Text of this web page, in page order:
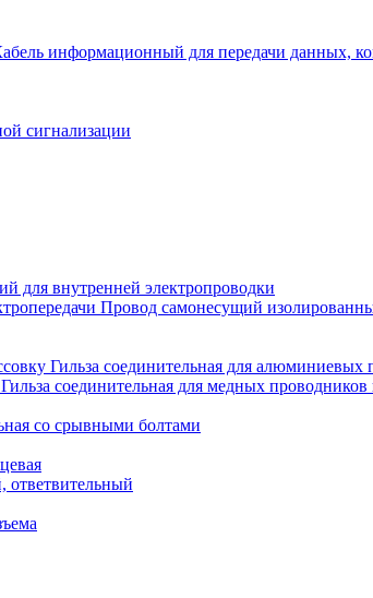
информационный для передачи данных,
сигнализации
для внутренней электропроводки
Провод самонесущий
Гильза соединительная для алюминиевых
Гильза соединительная для медных проводников
со срывными болтами
ответвительный